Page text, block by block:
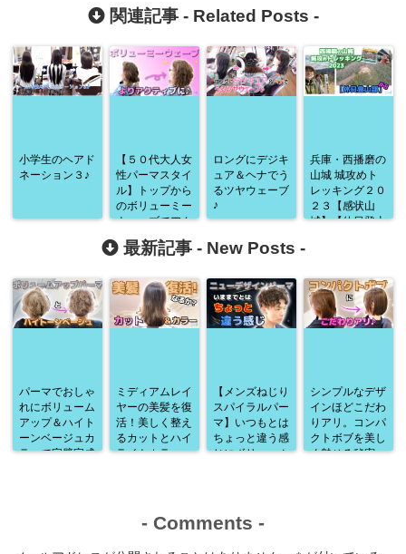
関連記事 - Related Posts -
小学生のヘアド
ネーション３♪
【５０代大人女
性パーマスタイ
ル】トップから
のボリューミー
ウェーブでアク
ティブに♪
ロングにデジキ
ュア＆ヘナでう
るツヤウェーブ
♪
兵庫・西播磨の
山城 城攻めト
レッキング２０
２３【感状山
城】【休日登山
最新記事 - New Posts -
パーマでおしゃ
れにボリューム
アップ＆ハイト
ーンベージュカ
ラーで完璧完成
ミディアムレイ
ヤーの美髪を復
活！美しく整え
るカットとハイ
ライトカラー
【メンズねじり
スパイラルパー
マ】いつもとは
ちょっと違う感
じにボリューム
シンプルなデザ
インほどこだわ
りアリ。コンパ
クトボブを美し
く魅せる秘密
- Comments -